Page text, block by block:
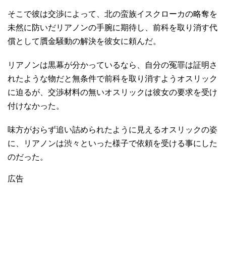
そこで彼は交渉によって、北の蛮族イスクローカの略奪を
未然に防いだリアノンの手腕に期待し、前科を取り消す代
償として贋金騒動の解決を彼女に頼んだ。
リアノンは黒幕が分かっているなら、自分の冤罪は証明さ
れたような物だと無条件で前科を取り消すようオスリック
に迫るが、交渉材料の無いオスリックは彼女の要求を受け
付けなかった。
味方がおらず追い詰められたように見えるオスリックの姿
に、リアノンは渋々といった様子で依頼を受ける事にした
のだった。
広告